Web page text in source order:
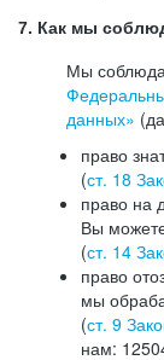
7. Как мы
Мы
данных»
право
(ст. 18
право на
Вы
(ст. 14
право
мы
(ст. 9
нам: